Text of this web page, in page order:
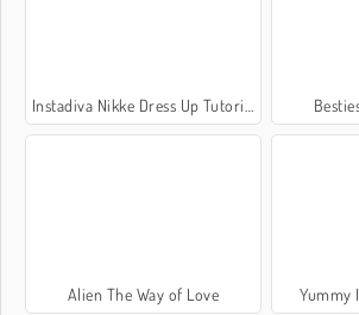
Instadiva Nikke Dress Up Tutorial
Alien The Way of Love Yummy